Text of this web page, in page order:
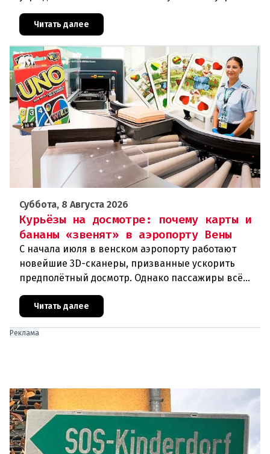
сейсмологовПо данны
Читать далее
Суббота, 8 Августа 2026
Курьёзы на досмотре: почему карты и
бананы «звенят» в аэропорту Вены
С начала июля в венском аэропорту работают
новейшие 3D-сканеры, призванные ускорить
предполётный досмотр. Однако пассажиры всё
отправляют на дополнительную пров
Читать далее
Реклама